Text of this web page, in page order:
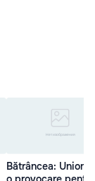
Bătrâncea: